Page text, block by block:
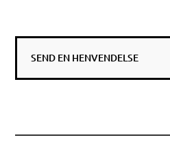
SEND EN HENVENDELSE